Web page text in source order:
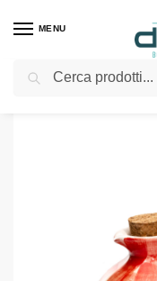
MENU
Home Shop Bomboniere